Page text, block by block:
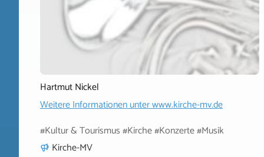
Hartmut Nickel
Weitere Informationen unterwww.kirche-mv.de
#Kultur & Tourismus #Kirche #Konzerte #Musik
Kirche-MV